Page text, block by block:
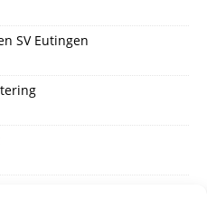
SV Eutingen